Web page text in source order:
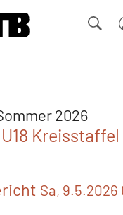
2026
Kreisstaffel
Sa,